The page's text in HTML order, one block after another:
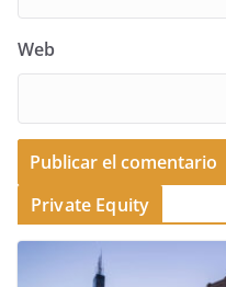
Web
Private Equity